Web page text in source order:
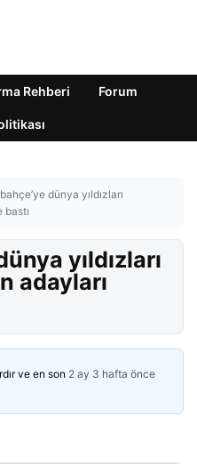
Rehberi Forum
dünya yıldızları
yıldızları
adayları
ve en son 2 ay 3 hafta önce